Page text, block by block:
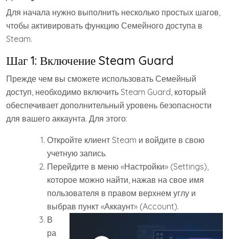
Для начала нужно выполнить несколько простых шагов,
чтобы активировать функцию Семейного доступа в
Steam.
Шаг 1: Включение Steam Guard
Прежде чем вы сможете использовать Семейный
доступ, необходимо включить Steam Guard, который
обеспечивает дополнительный уровень безопасности
для вашего аккаунта. Для этого:
Откройте клиент Steam и войдите в свою
учетную запись.
Перейдите в меню «Настройки» (Settings),
которое можно найти, нажав на свое имя
пользователя в правом верхнем углу и
выбрав пункт «Аккаунт» (Account).
В
ра